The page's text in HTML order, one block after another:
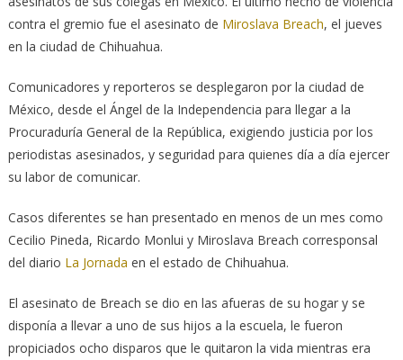
contra el gremio fue el asesinato de Miroslava Breach, el jueves
en la ciudad de Chihuahua.
Comunicadores y reporteros se desplegaron por la ciudad de
México, desde el Ángel de la Independencia para llegar a la
Procuraduría General de la República, exigiendo justicia por los
periodistas asesinados, y seguridad para quienes día a día ejercer
su labor de comunicar.
Casos diferentes se han presentado en menos de un mes como
Cecilio Pineda, Ricardo Monlui y Miroslava Breach corresponsal
del diario La Jornada en el estado de Chihuahua.
El asesinato de Breach se dio en las afueras de su hogar y se
disponía a llevar a uno de sus hijos a la escuela, le fueron
propiciados ocho disparos que le quitaron la vida mientras era